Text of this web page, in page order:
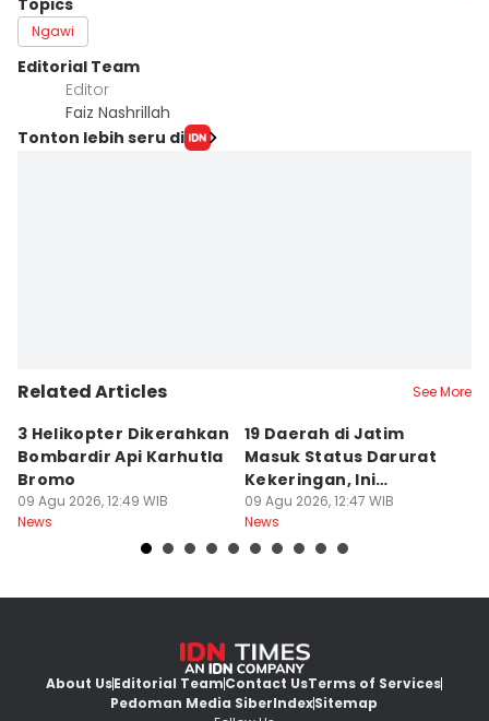
Topics
Ngawi
Editorial Team
Editor
Faiz Nashrillah
Tonton lebih seru di
Related Articles See More
3 Helikopter Dikerahkan
Bombardir Api Karhutla
Bromo
09 Agu 2026, 12:49 WIB
News
19 Daerah di Jatim
Masuk Status Darurat
Kekeringan, Ini
Daftarnya
09 Agu 2026, 12:47 WIB
News
About UsEditorial TeamContact UsTerms of Services
Pedoman Media SiberIndexSitemap